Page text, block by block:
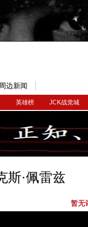
英雄榜 JCK战觉城
周边新闻
斯·佩雷兹
暂无